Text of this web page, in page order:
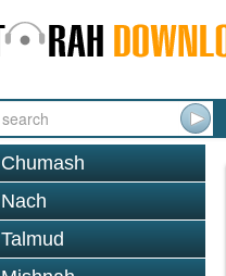
Chumash
Nach
Talmud